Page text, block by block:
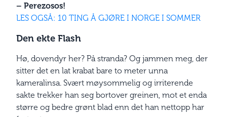
– Perezosos!
LES OGSÅ: 10 TING Å GJØRE I NORGE I SOMMER
Den ekte Flash
Hø, dovendyr her? På stranda? Og jammen meg, der
sitter det en lat krabat bare to meter unna
kameralinsa. Svært møysommelig og irriterende
sakte trekker han seg bortover greinen, mot et enda
større og bedre grønt blad enn det han nettopp har